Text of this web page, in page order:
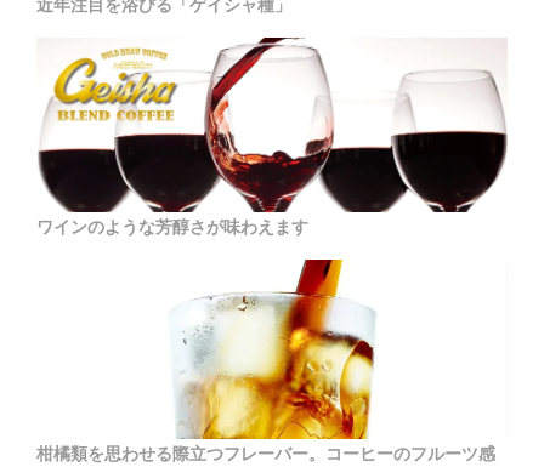
近年注目を浴びる「ゲイシャ種」
ワインのような芳醇さが味わえます
柑橘類を思わせる際立つフレーバー。コーヒーのフルーツ感